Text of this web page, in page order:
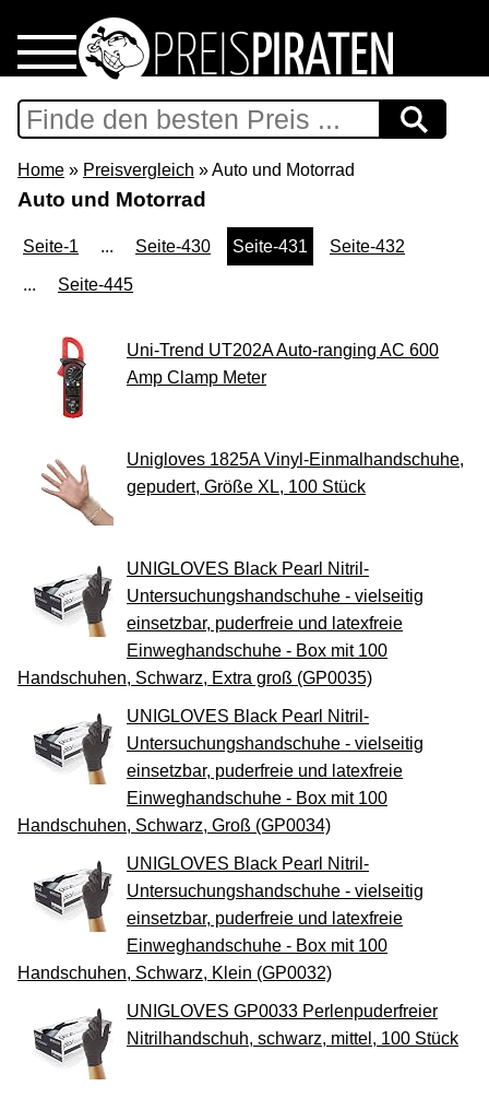
Home
Download
Preispiraten auf Facebook
Support & Newsletter
Presse
Datenschutz
Impressum
Home » Preisvergleich » Auto und Motorrad
Auto und Motorrad
Seite-1 ... Seite-430 Seite-431 Seite-432
... Seite-445
Uni-Trend UT202A Auto-ranging AC 600
Amp Clamp Meter
Unigloves 1825A Vinyl-Einmalhandschuhe,
gepudert, Größe XL, 100 Stück
UNIGLOVES Black Pearl Nitril-
Untersuchungshandschuhe - vielseitig
einsetzbar, puderfreie und latexfreie
Einweghandschuhe - Box mit 100
Handschuhen, Schwarz, Extra groß (GP0035)
UNIGLOVES Black Pearl Nitril-
Untersuchungshandschuhe - vielseitig
einsetzbar, puderfreie und latexfreie
Einweghandschuhe - Box mit 100
Handschuhen, Schwarz, Groß (GP0034)
UNIGLOVES Black Pearl Nitril-
Untersuchungshandschuhe - vielseitig
einsetzbar, puderfreie und latexfreie
Einweghandschuhe - Box mit 100
Handschuhen, Schwarz, Klein (GP0032)
UNIGLOVES GP0033 Perlenpuderfreier
Nitrilhandschuh, schwarz, mittel, 100 Stück